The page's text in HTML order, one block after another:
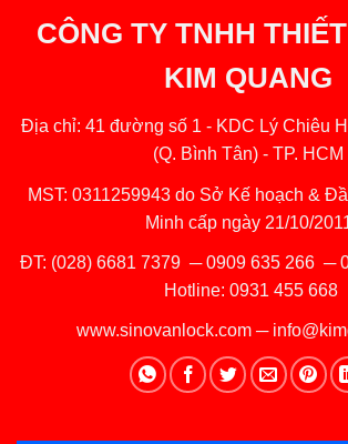
CÔNG TY TNHH
KIM QUANG
Địa chỉ: 41 đường số 1 - KDC Lý Chiêu
(Q. Bình Tân) - TP. HCM
MST: 0311259943 do Sở Kế hoạch &
Minh cấp ngày 21/10/
ĐT: (028) 6681 7379 ─0909 635 266─
Hotline: 0931 455 668
www.sinovanlock.com ─